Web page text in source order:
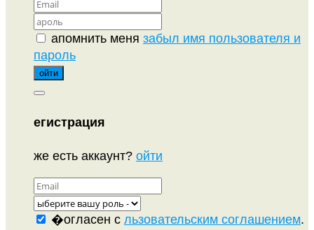
апомнить меня забыл имя пользователя и
пароль
егистрация
же есть аккаунт? ойти
�огласен с льзовательским соглашением.